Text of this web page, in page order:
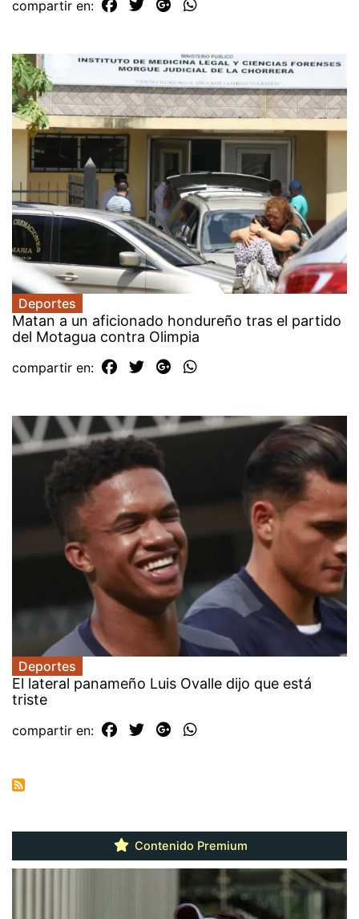
compartir en:
Deportes
Matan a un aficionado hondureño tras el partido
del Motagua contra Olimpia
compartir en:
Deportes
El lateral panameño Luis Ovalle dijo que está
triste
compartir en:
Contenido Premium